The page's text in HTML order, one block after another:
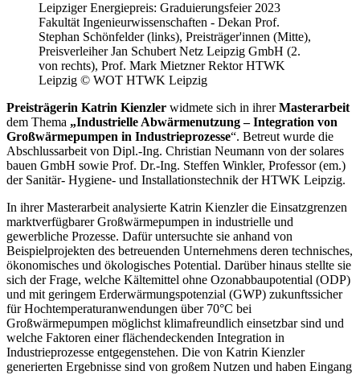
Leipziger Energiepreis: Graduierungsfeier 2023
Fakultät Ingenieurwissenschaften - Dekan Prof.
Stephan Schönfelder (links), Preisträger'innen (Mitte),
Preisverleiher Jan Schubert Netz Leipzig GmbH (2.
von rechts), Prof. Mark Mietzner Rektor HTWK
Leipzig © WOT HTWK Leipzig
Preisträgerin Katrin Kienzler widmete sich in ihrerMasterarbeit
dem Thema „Industrielle Abwärmenutzung – Integration von
Großwärmepumpen in Industrieprozesse“. Betreut wurde die
Abschlussarbeit von Dipl.-Ing. Christian Neumann von der solares
bauen GmbH sowie Prof. Dr.-Ing. Steffen Winkler, Professor (em.)
der Sanitär- Hygiene- und Installationstechnik der HTWK Leipzig.
In ihrer Masterarbeit analysierte Katrin Kienzler die Einsatzgrenzen
marktverfügbarer Großwärmepumpen in industrielle und
gewerbliche Prozesse. Dafür untersuchte sie anhand von
Beispielprojekten des betreuenden Unternehmens deren technisches,
ökonomisches und ökologisches Potential. Darüber hinaus stellte sie
sich der Frage, welche Kältemittel ohne Ozonabbaupotential (ODP)
und mit geringem Erderwärmungspotenzial (GWP) zukunftssicher
für Hochtemperaturanwendungen über 70°C bei
Großwärmepumpen möglichst klimafreundlich einsetzbar sind und
welche Faktoren einer flächendeckenden Integration in
Industrieprozesse entgegenstehen. Die von Katrin Kienzler
generierten Ergebnisse sind von großem Nutzen und haben Eingang